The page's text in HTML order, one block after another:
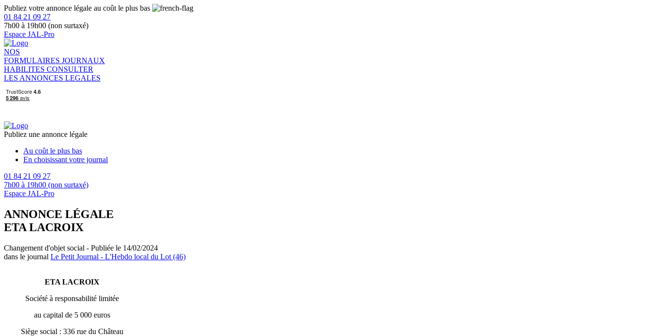
Publiez votre annonce légale au coût le plus bas
01 84 21 09 27
7h00 à 19h00 (non surtaxé)
Espace JAL-Pro
NOS
FORMULAIRES JOURNAUX
HABILITES CONSULTER
LES ANNONCES LEGALES
Publiez une annonce légale
Au coût le plus bas
En choisissant votre journal
01 84 21 09 27
7h00 à 19h00 (non surtaxé)
Espace JAL-Pro
ANNONCE LÉGALE
ETA LACROIX
Changement d'objet social - Publiée le 14/02/2024
dans le journal Le Petit Journal - L'Hebdo local du Lot (46)
ETA LACROIX
Société à responsabilité limitée
au capital de 5 000 euros
Siège social : 336 rue du Château